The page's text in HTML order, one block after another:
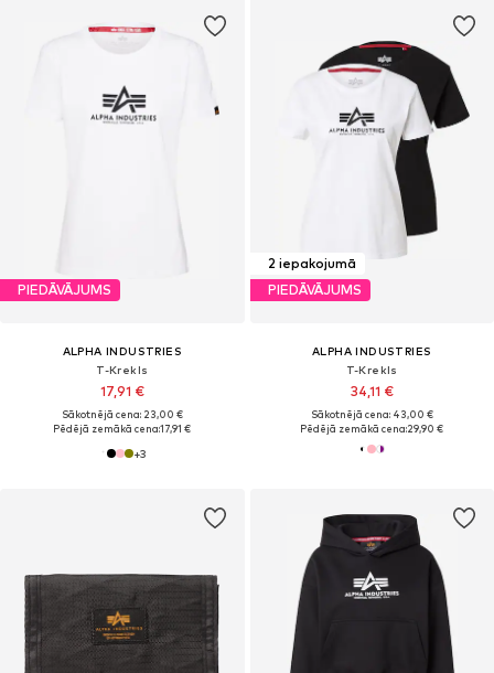
PIEDĀVĀJUMS
ALPHA INDUSTRIES
T-Krekls
17,91 €
Sākotnējā cena: 23,00 €
Pēdējā zemākā cena:17,91 €
+3
2 iepakojumā
PIEDĀVĀJUMS
ALPHA INDUSTRIES
T-Krekls
34,11 €
Sākotnējā cena: 43,00 €
Pēdējā zemākā cena:29,90 €